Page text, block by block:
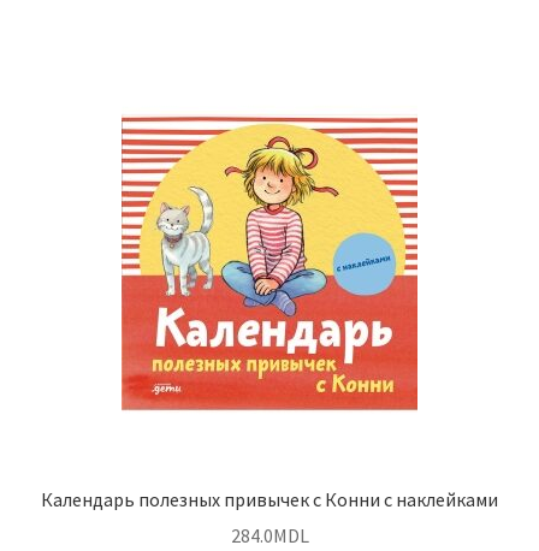
Календарь полезных привычек с Конни с наклейками
284.0MDL